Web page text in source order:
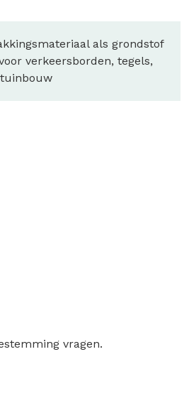
als grondstof
verkeersborden, tegels,
vragen.